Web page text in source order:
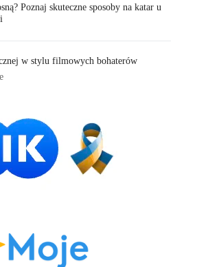
Poznaj skuteczne sposoby na katar u
w stylu filmowych bohaterów